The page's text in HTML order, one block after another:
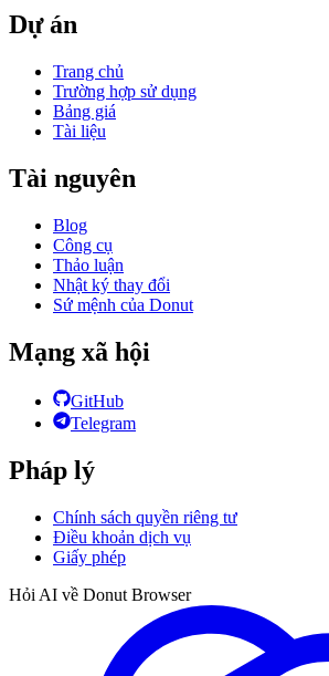
Dự án
Trang chủ
Trường hợp sử dụng
Bảng giá
Tài liệu
Tài nguyên
Blog
Công cụ
Thảo luận
Nhật ký thay đổi
Sứ mệnh của Donut
Mạng xã hội
GitHub
Telegram
Pháp lý
Chính sách quyền riêng tư
Điều khoản dịch vụ
Giấy phép
Hỏi AI về Donut Browser